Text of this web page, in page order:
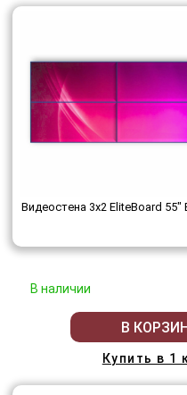
Видеостена 3x2 EliteBoard 55"
В наличии
В
Купить в 1